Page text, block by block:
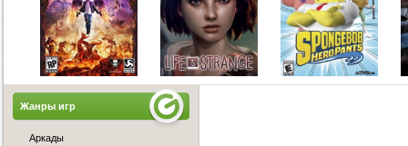
Жанры игр
Аркады